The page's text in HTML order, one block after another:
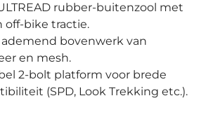
rubber‑buitenzool met
tractie.
bovenwerk van
en mesh.
2‑bolt platform voor brede
(SPD, Look Trekking etc.).